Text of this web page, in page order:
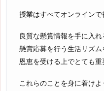
授業はすべてオンラインで
良質な懸賞情報を手に入
懸賞応募を行う生活リズ
恩恵を受ける上でとても重
これらのことを身に着け